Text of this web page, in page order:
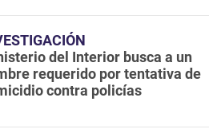
del Interior busca a un
requerido por tentativa de
contra policías